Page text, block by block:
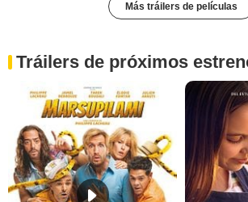
Más tráilers de películas
Tráilers de próximos